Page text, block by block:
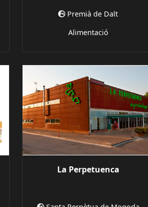
Premià de Dalt
Alimentació
La Perpetuenca